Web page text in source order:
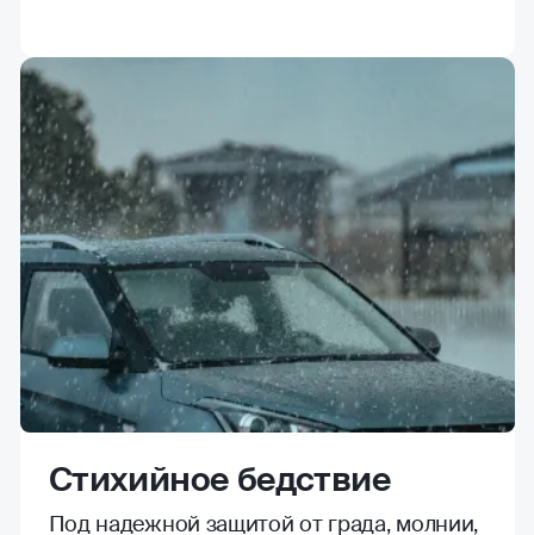
Стихийное бедствие
Под надежной защитой от града, молнии,